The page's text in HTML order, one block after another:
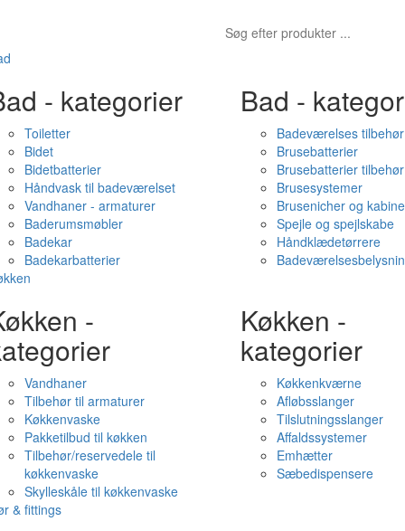
- kategorier
Toiletter
Bidet
Bidetbatterier
Håndvask til badeværelset
Vandhaner - armaturer
Baderumsmøbler
Badekar
Badekarbatterier
Bad -
Badeværelses tilbehør
Brusebatterier
Brusebatterier tilbehør
Brusesystemer
Brusenicher og
Spejle og spejlskabe
Håndklædetørrere
-
Vandhaner
Tilbehør til armaturer
Køkkenvaske
Pakketilbud til køkken
Tilbehør/reservedele til
køkkenvaske
Skylleskåle til køkkenvaske
Køkken -
kategorier
Køkkenkværne
Afløbsslanger
Tilslutningsslanger
Affaldssystemer
Emhætter
Sæbedispensere
& fittings